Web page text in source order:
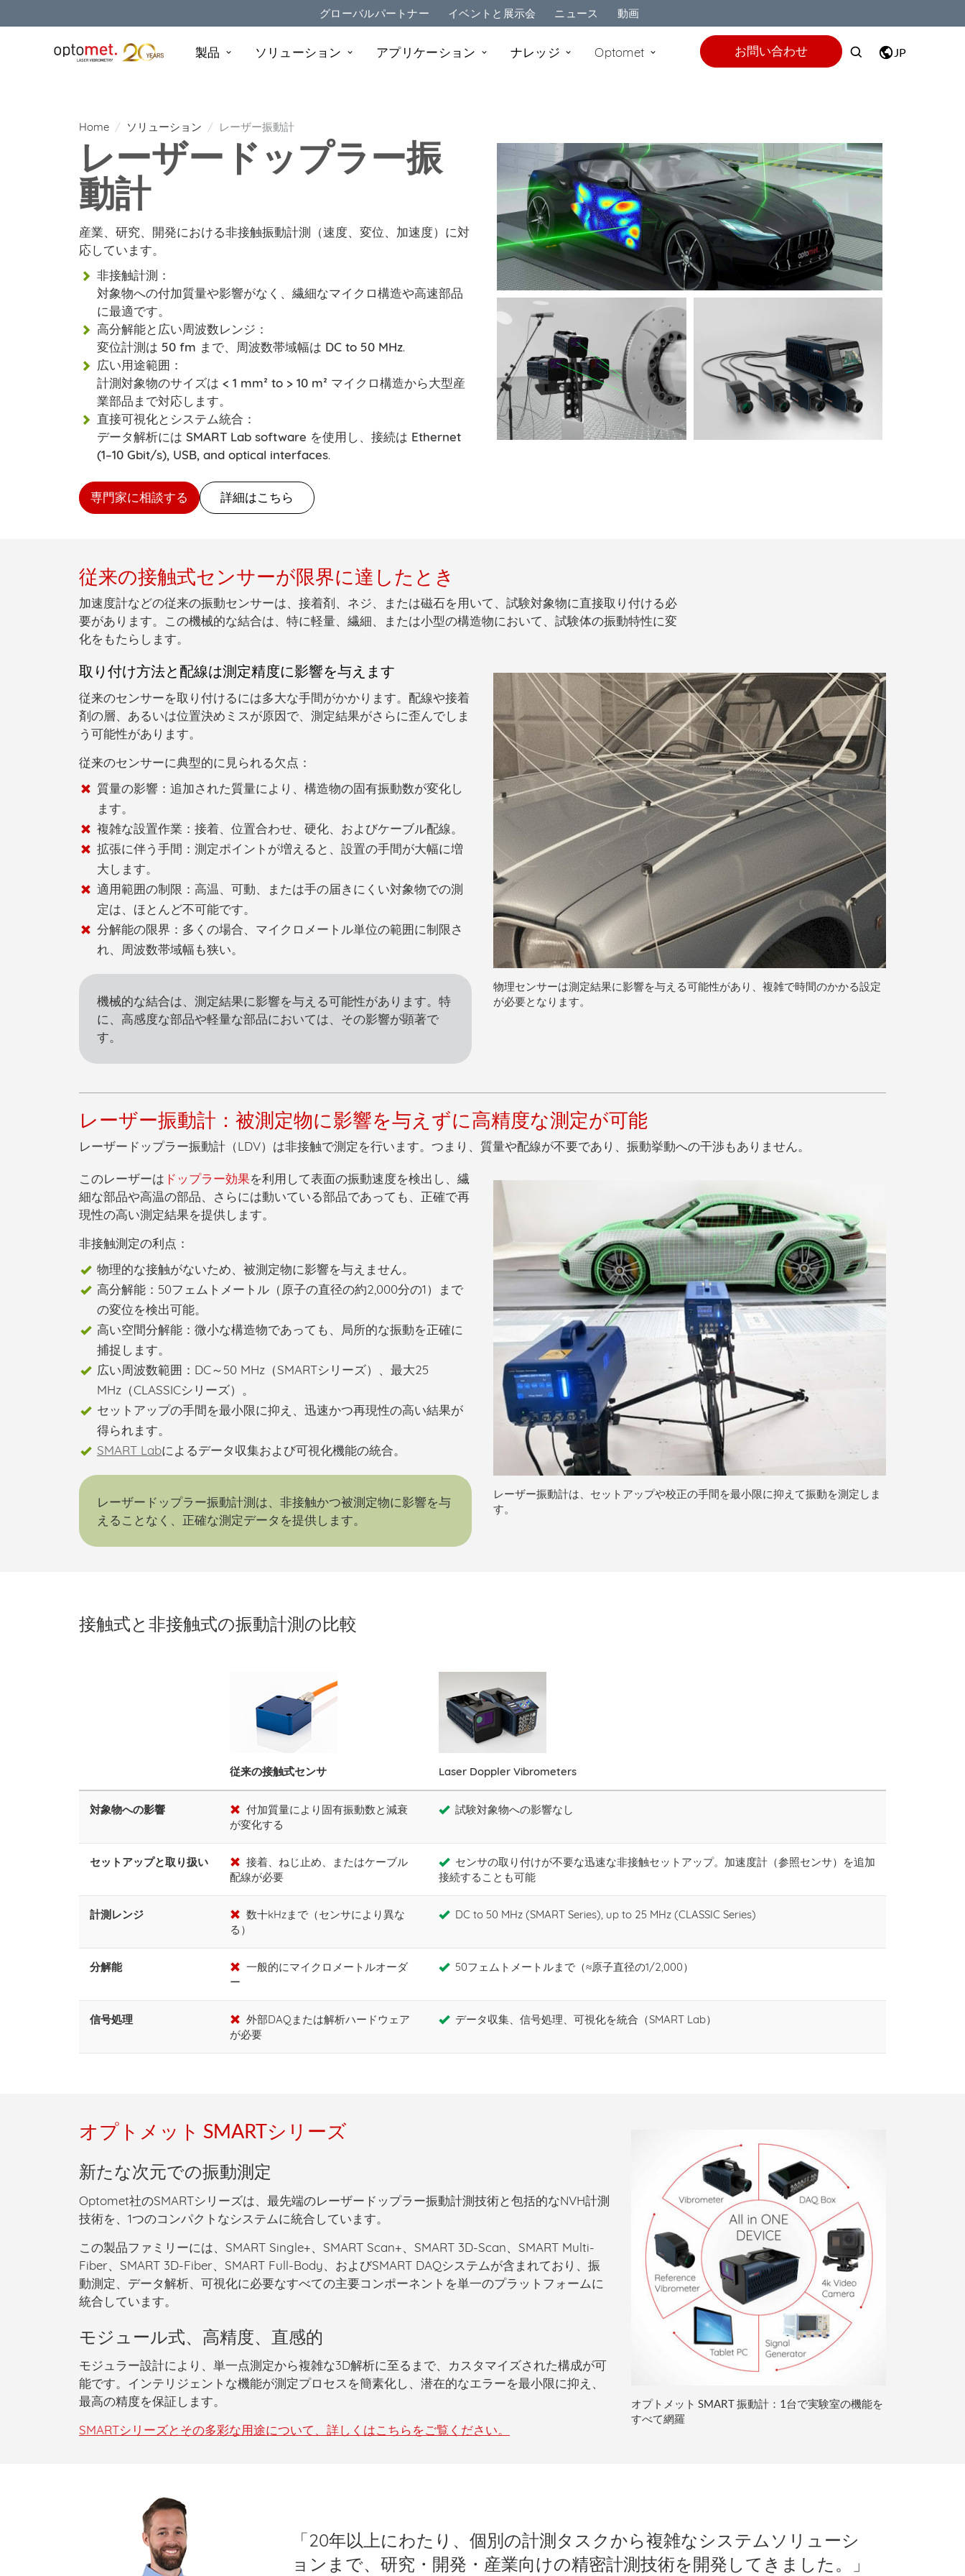
グローバルパートナー イベントと展示会 ニュース 動画
製品 ソリューション アプリケーション ナレッジ Optomet お問い合わせ JP
Home ソリューション レーザー振動計
レーザードップラー振
動計
産業、研究、開発における非接触振動計測（速度、変位、加速度）に対
応しています。
非接触計測：
対象物への付加質量や影響がなく、繊細なマイクロ構造や高速部品
に最適です。
高分解能と広い周波数レンジ：
変位計測は 50 fm まで、周波数帯域幅は DC to 50 MHz.
広い用途範囲：
計測対象物のサイズは < 1 mm² to > 10 m² マイクロ構造から大型産
業部品まで対応します。
直接可視化とシステム統合：
データ解析には SMART Lab software を使用し、接続は Ethernet
(1–10 Gbit/s), USB, and optical interfaces.
専門家に相談する 詳細はこちら
従来の接触式センサーが限界に達したとき
加速度計などの従来の振動センサーは、接着剤、ネジ、または磁石を用いて、試験対象物に直接取り付ける必
要があります。この機械的な結合は、特に軽量、繊細、または小型の構造物において、試験体の振動特性に変
化をもたらします。
取り付け方法と配線は測定精度に影響を与えます
従来のセンサーを取り付けるには多大な手間がかかります。配線や接着
剤の層、あるいは位置決めミスが原因で、測定結果がさらに歪んでしま
う可能性があります。
従来のセンサーに典型的に見られる欠点：
質量の影響： 追加された質量により、構造物の固有振動数が変化し
ます。
複雑な設置作業： 接着、位置合わせ、硬化、およびケーブル配線。
拡張に伴う手間： 測定ポイントが増えると、設置の手間が大幅に増
大します。
適用範囲の制限： 高温、可動、または手の届きにくい対象物での測
定は、ほとんど不可能です。
分解能の限界： 多くの場合、マイクロメートル単位の範囲に制限さ
れ、周波数帯域幅も狭い。
機械的な結合は、測定結果に影響を与える可能性があります。特
に、高感度な部品や軽量な部品においては、その影響が顕著で
す。
物理センサーは測定結果に影響を与える可能性があり、複雑で時間のかかる設定
が必要となります。
レーザー振動計：被測定物に影響を与えずに高精度な測定が可能
レーザードップラー振動計（LDV） は非接触で測定を行います。つまり、 質量や配線が不要であり、振動挙動への干渉もありません。
このレーザーは ドップラー効果を利用して表面の振動速度を検出し、繊
細な部品や高温の部品、さらには動いている部品であっても、正確で再
現性の高い測定結果を提供します。
非接触測定の利点：
物理的な接触がないため、被測定物に影響を与えません。
高分解能： 50フェムトメートル（原子の直径の約2,000分の1）まで
の変位を検出可能。
高い空間分解能： 微小な構造物であっても、局所的な振動を正確に
捕捉します。
広い周波数範囲： DC～50 MHz（SMARTシリーズ）、最大25
MHz（CLASSICシリーズ）。
セットアップの手間を最小限に抑え 、迅速かつ再現性の高い結果が
得られます。
SMART Labによるデータ収集および可視化機能の統合。
レーザードップラー振動計測は、非接触かつ被測定物に影響を与
えることなく、正確な測定データを提供します。
レーザー振動計は、セットアップや校正の手間を最小限に抑えて振動を測定しま
す。
接触式と非接触式の振動計測の比較
従来の接触式センサ Laser Doppler Vibrometers
対象物への影響
付加質量により固有振動数と減衰
が変化する
試験対象物への影響なし
セットアップと取り扱い
接着、ねじ止め、またはケーブル
配線が必要
センサの取り付けが不要な迅速な非接触セットアップ。加速度計（参照センサ）を追加
接続することも可能
計測レンジ
数十kHzまで（センサにより異な
る）
DC to 50 MHz (SMART Series), up to 25 MHz (CLASSIC Series)
分解能
一般的にマイクロメートルオーダ
ー
50フェムトメートルまで（≈原子直径の1/2,000）
信号処理
外部DAQまたは解析ハードウェア
が必要
データ収集、信号処理、可視化を統合（SMART Lab）
オプトメット SMARTシリーズ
新たな次元での振動測定
Optomet社のSMARTシリーズは、最先端のレーザードップラー振動計測技術と包括的なNVH計測
技術を、1つのコンパクトなシステムに統合しています。
この製品ファミリーには、SMART Single+、SMART Scan+、SMART 3D-Scan、SMART Multi-
Fiber、SMART 3D-Fiber、SMART Full-Body、およびSMART DAQシステムが含まれており、 振
動測定、データ解析、可視化に必要なすべての主要コンポーネントを単一のプラットフォームに
統合しています。
モジュール式、高精度、直感的
モジュラー設計により、単一点測定から複雑な3D解析に至るまで、 カスタマイズされた構成が可
能です。 インテリジェントな機能が測定プロセスを簡素化し、潜在的なエラーを最小限に抑え、
最高の精度を保証します。
SMARTシリーズとその多彩な用途について、詳しくはこちらをご覧ください。
オプトメット SMART 振動計：1台で実験室の機能を
すべて網羅
「20年以上にわたり、個別の計測タスクから複雑なシステムソリューシ
ョンまで、研究・開発・産業向けの精密計測技術を開発してきました。」